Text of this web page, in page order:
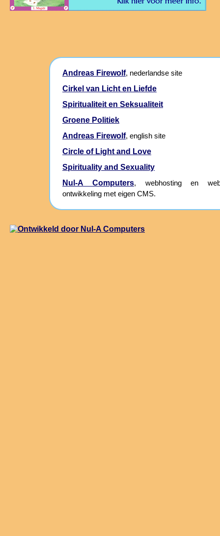
Andreas Firewolf, nederlandse site
Cirkel van Licht en Liefde
Spiritualiteit en Seksualiteit
Groene Politiek
Andreas Firewolf, english site
Circle of Light and Love
Spirituality and Sexuality
Nul-A Computers, webhosting en
ontwikkeling met eigen CMS.